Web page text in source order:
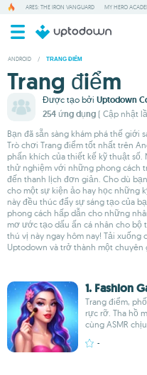
ARES: THE IRON VANGUARD MY HERO
ANDROID / TRANG ĐIỂM
Trang điểm
Được tạo bởi Uptodown
254 ứng dụng ( Cập nhật
Bạn đã sẵn sàng khám phá thế giới
Trò chơi Trang điểm tốt nhất trên
phấn khích của thiết kế kỹ thuật
thử nghiệm với những phong cách
đến thanh lịch đơn giản. Cho dù
cho một sự kiện ảo hay học những
này đều thúc đẩy sự sáng tạo của
phong cách hấp dẫn cho những
mơ ước tạo dấu ấn cá nhân cho bộ
thú vị này ngay hôm nay! Tải
Uptodown và trở thành một chuyên
1. Fashion
Trang điểm,
rực rỡ. Tha hồ
cùng ASMR
-